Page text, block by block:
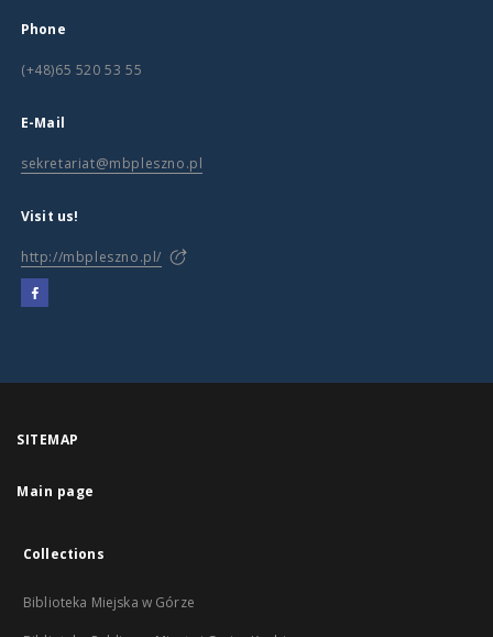
Phone
(+48)65 520 53 55
E-Mail
sekretariat@mbpleszno.pl
Visit us!
http://mbpleszno.pl/
SITEMAP
Main page
Collections
Biblioteka Miejska w Górze